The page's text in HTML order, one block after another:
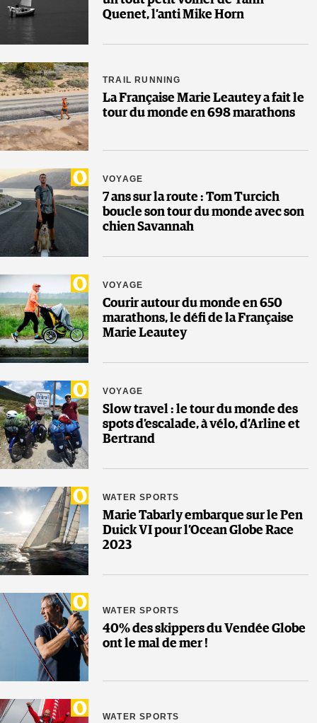
Quenet, l’anti Mike Horn
TRAIL RUNNING
La Française Marie Leautey a fait le
tour du monde en 698 marathons
VOYAGE
7 ans sur la route : Tom Turcich
boucle son tour du monde avec son
chien Savannah
VOYAGE
Courir autour du monde en 650
marathons, le défi de la Française
Marie Leautey
VOYAGE
Slow travel : le tour du monde des
spots d’escalade, à vélo, d’Arline et
Bertrand
WATER SPORTS
Marie Tabarly embarque sur le Pen
Duick VI pour l’Ocean Globe Race
2023
WATER SPORTS
40% des skippers du Vendée Globe
ont le mal de mer !
WATER SPORTS